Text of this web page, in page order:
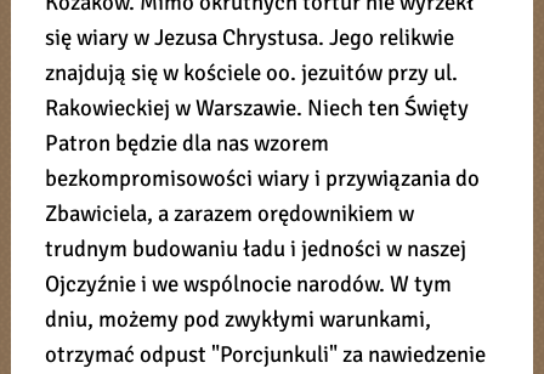
się wiary w Jezusa Chrystusa. Jego relikwie
znajdują się w kościele oo. jezuitów przy ul.
Rakowieckiej w Warszawie. Niech ten Święty
Patron będzie dla nas wzorem
bezkompromisowości wiary i przywiązania do
Zbawiciela, a zarazem orędownikiem w
trudnym budowaniu ładu i jedności w naszej
Ojczyźnie i we wspólnocie narodów. W tym
dniu, możemy pod zwykłymi warunkami,
otrzymać odpust "Porcjunkuli" za nawiedzenie